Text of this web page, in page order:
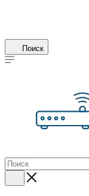
Поиск